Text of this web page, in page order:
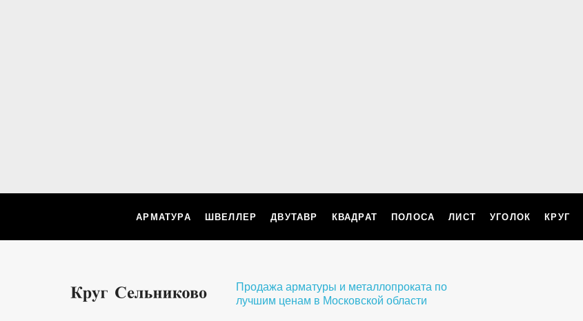
АРМАТУРА ШВЕЛЛЕР ДВУТАВР КВАДРАТ ПОЛОСА ЛИСТ УГОЛОК КРУГ
Продажа арматуры и металлопроката по
лучшим ценам в Московской области